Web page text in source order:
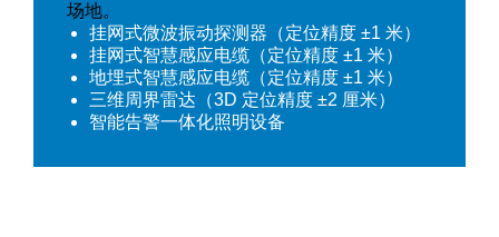
场地。
挂网式微波振动探测器（定位精度 ±1 米）
挂网式智慧感应电缆（定位精度 ±1 米）
地埋式智慧感应电缆（定位精度 ±1 米）
三维周界雷达（3D 定位精度 ±2 厘米）
智能告警一体化照明设备